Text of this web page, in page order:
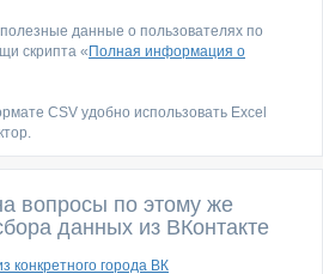
данные о пользователях по
скрипта « Полная информация о
CSV удобно использовать Excel
вопросы по этому же
данных из ВКонтакте
конкретного города ВК